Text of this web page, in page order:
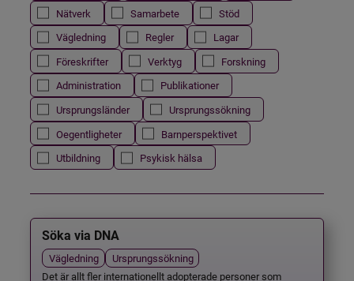
Nätverk
Samarbete
Stöd
Vägledning
Regler
Lagar
Föreskrifter
Verktyg
Forskning
Administration
Publikationer
Ursprungsländer
Ursprungssökning
Oegentligheter
Barnperspektivet
Utbildning
Psykisk hälsa
Söka via DNA
Vägledning
Ursprungssökning
Det är allt fler internationellt adopterade personer som